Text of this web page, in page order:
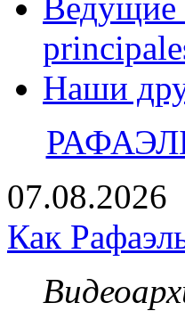
Наши
07.08.2026
Как